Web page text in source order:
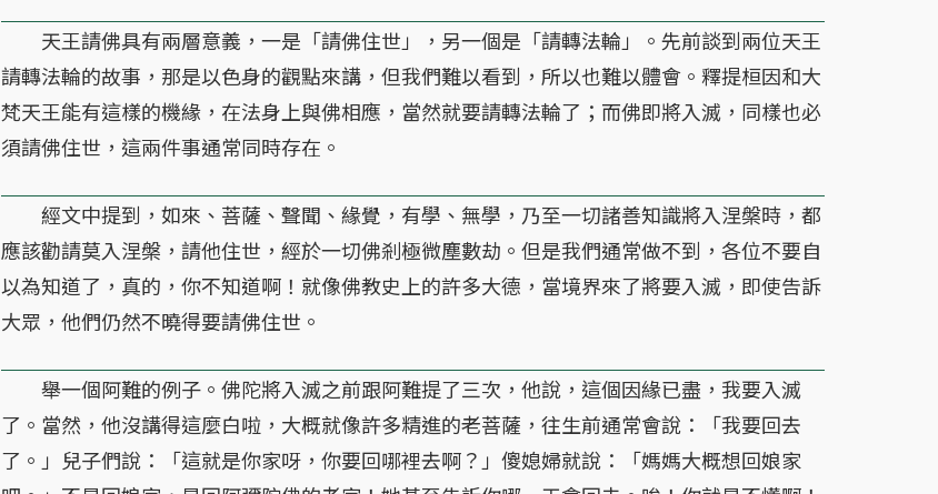
天王請佛具有兩層意義，一是「請佛住世」，另一個是「請轉法輪」。先前談到兩位天王
請轉法輪的故事，那是以色身的觀點來講，但我們難以看到，所以也難以體會。釋提桓因和大
梵天王能有這樣的機緣，在法身上與佛相應，當然就要請轉法輪了；而佛即將入滅，同樣也必
須請佛住世，這兩件事通常同時存在。
經文中提到，如來、菩薩、聲聞、緣覺，有學、無學，乃至一切諸善知識將入涅槃時，都
應該勸請莫入涅槃，請他住世，經於一切佛剎極微塵數劫。但是我們通常做不到，各位不要自
以為知道了，真的，你不知道啊！就像佛教史上的許多大德，當境界來了將要入滅，即使告訴
大眾，他們仍然不曉得要請佛住世。
舉一個阿難的例子。佛陀將入滅之前跟阿難提了三次，他說，這個因緣已盡，我要入滅
了。當然，他沒講得這麼白啦，大概就像許多精進的老菩薩，往生前通常會說：「我要回去
了。」兒子們說：「這就是你家呀，你要回哪裡去啊？」傻媳婦就說：「媽媽大概想回娘家